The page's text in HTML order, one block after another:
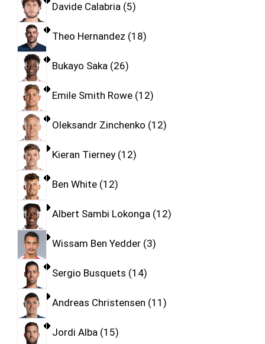
Davide Calabria 5
Theo Hernandez 18
Bukayo Saka 26
Emile Smith Rowe 12
Oleksandr Zinchenko 12
Kieran Tierney 12
Ben White 12
Albert Sambi Lokonga 12
Wissam Ben Yedder 3
Sergio Busquets 14
Andreas Christensen 11
Jordi Alba 15